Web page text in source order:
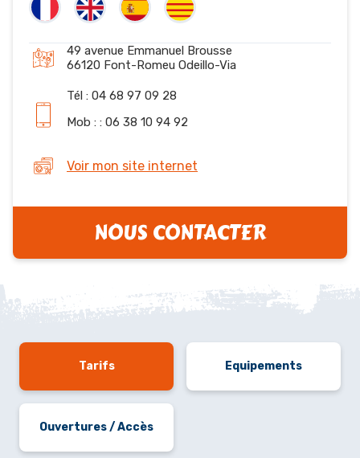
49 avenue Emmanuel Brousse
66120 Font-Romeu Odeillo-Via
Tél : 04 68 97 09 28
Mob : : 06 38 10 94 92
Voir mon site internet
NOUS CONTACTER
Tarifs Equipements
Ouvertures / Accès